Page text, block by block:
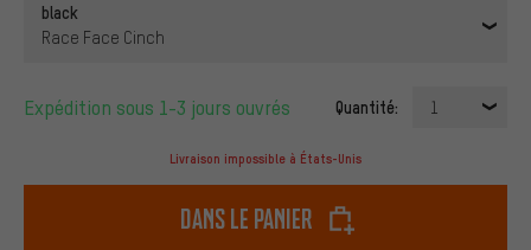
black
Race Face Cinch
Expédition sous 1-3 jours ouvrés Quantité: 1
Livraison impossible à États-Unis
dans le panier